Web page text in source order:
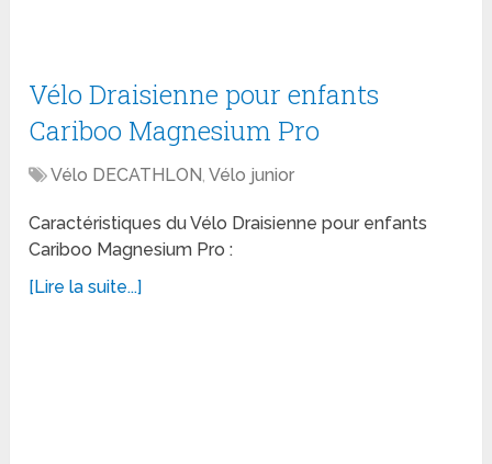
Vélo Draisienne pour enfants
Cariboo Magnesium Pro
Vélo DECATHLON,Vélo junior
Caractéristiques du Vélo Draisienne pour enfants
Cariboo Magnesium Pro :
[Lire la suite...]